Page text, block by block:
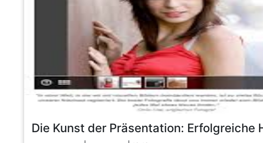
Die Kunst der Präsentation: Erfolgreiche